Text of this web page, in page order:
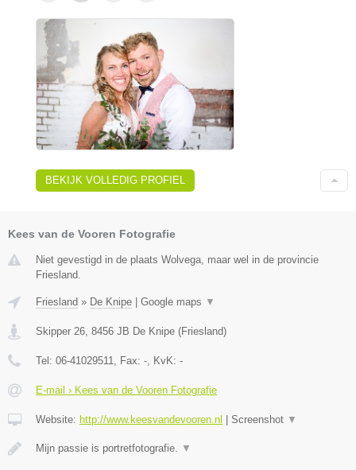
BEKIJK VOLLEDIG PROFIEL
Kees van de Vooren Fotografie
Niet gevestigd in de plaats Wolvega, maar wel in de provincie
Friesland.
Friesland » De Knipe Google maps ▼
Skipper 26, 8456 JB De Knipe (Friesland)
Tel: 06-41029511, Fax: -, KvK: -
E-mail › Kees van de Vooren Fotografie
Website: http://www.keesvandevooren.nl Screenshot ▼
Mijn passie is portretfotografie. ▼